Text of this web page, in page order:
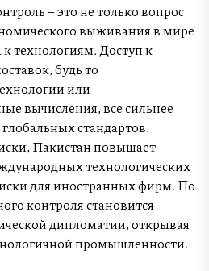
– это не только вопрос
выживания в мире
технологиям. Доступ к
будь то
или
вычисления, все сильнее
стандартов.
Пакистан повышает
технологических
для иностранных фирм. По
контроля становится
дипломатии, открывая
промышленности.